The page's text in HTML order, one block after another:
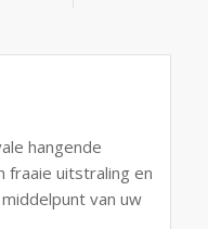
hangende
fraaie uitstraling en
van uw